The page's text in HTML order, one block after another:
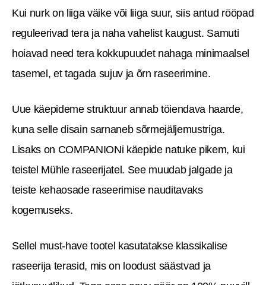
Kui nurk on liiga väike või liiga suur, siis antud rööpad
reguleerivad tera ja naha vahelist kaugust. Samuti
hoiavad need tera kokkupuudet nahaga minimaalsel
tasemel, et tagada sujuv ja õrn raseerimine.
Uue käepideme struktuur annab töiendava haarde,
kuna selle disain sarnaneb sõrmejäljemustriga.
Lisaks on COMPANIONi käepide natuke pikem, kui
teistel Mühle raseerijatel. See muudab jalgade ja
teiste kehaosade raseerimise nauditavaks
kogemuseks.
Sellel must-have tootel kasutatakse klassikalise
raseerija terasid, mis on loodust säästvad ja